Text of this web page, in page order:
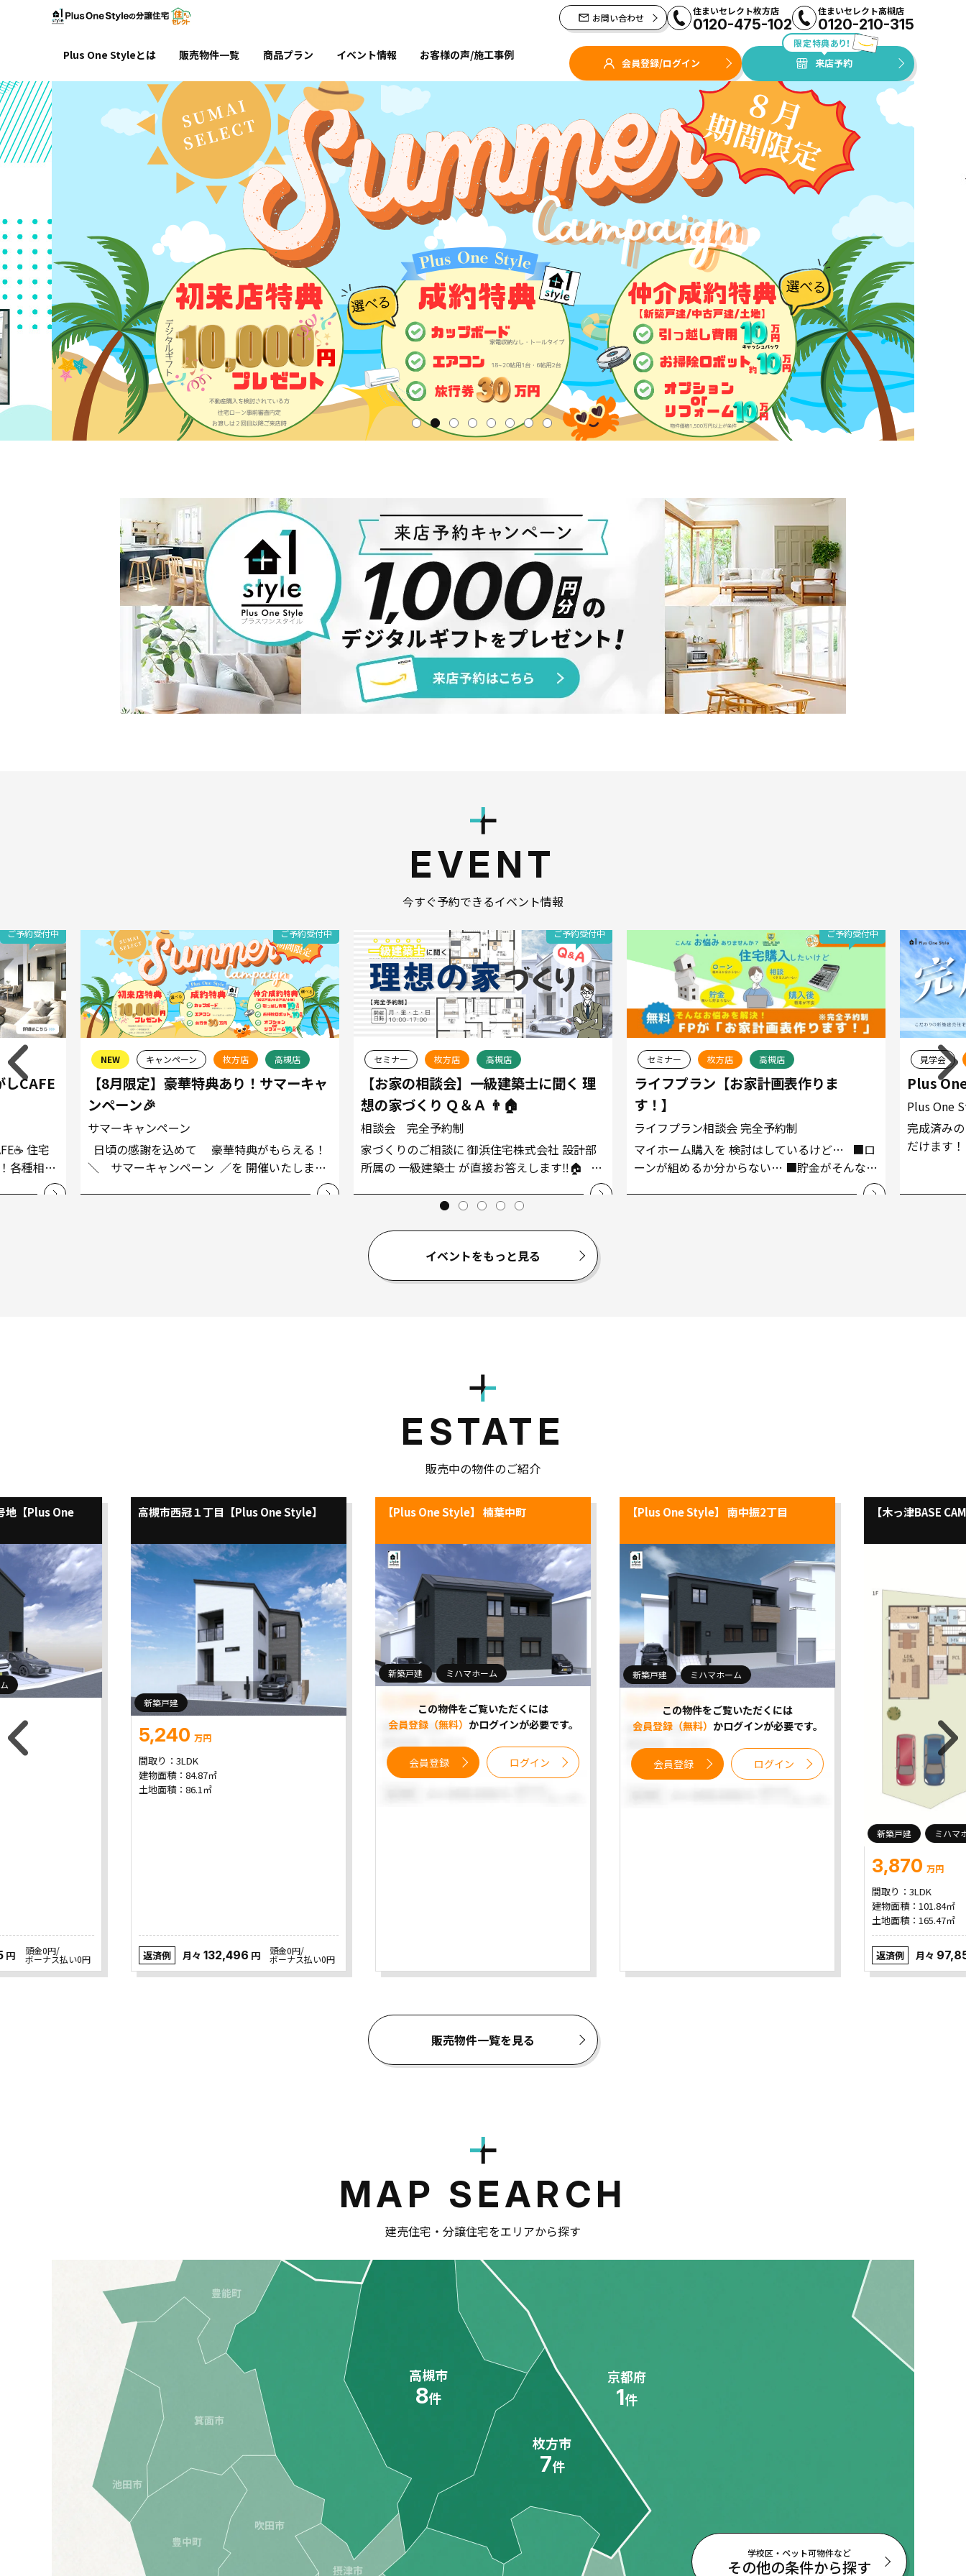
Plus One Styleとは
販売物件一覧
商品プラン イベント情報 お客様の声/施工事例
お問い合わせ
住まいセレクト枚方店
0120-475-102
住まいセレクト高槻店
0120-210-315
会員登録/ログイン
限定特典あり！
来店予約
EVENT
今すぐ予約できるイベント情報
ご予約受付中
しCAFE
住宅
各種相談
ようなま
詳しくはこちら
ご予約受付中
NEW キャンペーン 枚方店 高槻店
【8月限定】豪華特典あり！サマーキャ
ンペーン🎉
サマーキャンペーン
日頃の感謝を込めて 豪華特典がもらえる！
＼ サマーキャンペーン ／を 開催いたしま
詳しくはこちら
ご予約受付中
セミナー 枚方店 高槻店
【お家の相談会】一級建築士に聞く 理
想の家づくり Ｑ＆Ａ 👨🏠
相談会 完全予約制
家づくりのご相談に 御浜住宅株式会社 設計部
所属の 一級建築士 が直接お答えします‼️🏠 お
詳しくはこちら
ご予約受付中
セミナー 枚方店 高槻店
ライフプラン【お家計画表作りま
す！】
ライフプラン相談会 完全予約制
マイホーム購入を 検討はしているけど… ■ロ
ーンが組めるか分からない… ■貯金がそんなに
ない… ■購入後の生活や将来が不安… ■誰に
詳しくはこちら
見学会
Plus
Plus One
完成済み
だけます
イベントをもっと見る
ESTATE
販売中の物件のご紹介
地【Plus One
円 頭金0円/
ボーナス払い0円
高槻市西冠１丁目【Plus One Style】
新築戸建
5,240 万円
間取り： 3LDK
建物面積： 84.87㎡
土地面積： 86.1㎡
返済例 月々 132,496 円 頭金0円/
ボーナス払い0円
【Plus One Style】 楠葉中町
新築戸建 ミハマホーム
この物件をご覧いただくには
会員登録（無料） かログインが必要です。
会員登録 ログイン
【Plus One Style】 南中振2丁目
新築戸建 ミハマホーム
この物件をご覧いただくには
会員登録（無料） かログインが必要です。
会員登録 ログイン
【木っ津BASE
新築戸建 ミハマ
3,870 万円
間取り： 3LDK
建物面積： 101.84㎡
土地面積： 165.47㎡
返済例 月々
販売物件一覧を見る
MAP SEARCH
建売住宅・分譲住宅をエリアから探す
高槻市
8件
枚方市
7件
京都府
1件
学校区・ペット可物件など
その他の条件から探す